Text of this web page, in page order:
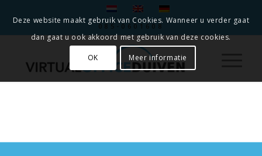
085-0601608
Deze website maakt gebruik van Cookies. Wanneer u verder gaat
dan gaat u ook akkoord met gebruik van deze cookies.
OK Meer informatie